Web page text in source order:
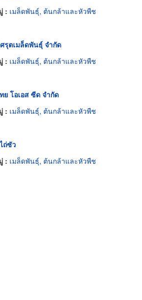
: เมล็ดพันธุ์, ต้นกล้าและหัวพืช
รุตเมล็ดพันธุ์ จำกัด
: เมล็ดพันธุ์, ต้นกล้าและหัวพืช
ย โอเอส ซีด จำกัด
: เมล็ดพันธุ์, ต้นกล้าและหัวพืช
ถ่ซัว
: เมล็ดพันธุ์, ต้นกล้าและหัวพืช